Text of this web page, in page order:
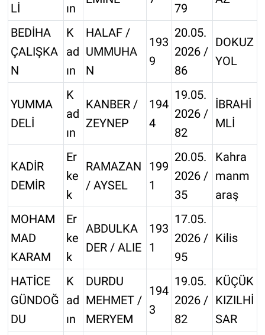
Lİ ın 79
BEDİHA
ÇALIŞKA
N
K
ad
ın
HALAF /
UMMUHA
N
193
9
20.05.
2026 /
86
DOKUZ
YOL
YUMMA
DELİ
K
ad
ın
KANBER /
ZEYNEP
194
4
19.05.
2026 /
82
İBRAHİ
MLİ
KADİR
DEMİR
Er
ke
k
RAMAZAN
/ AYSEL
199
1
20.05.
2026 /
35
Kahra
manm
araş
MOHAM
MAD
KARAM
Er
ke
k
ABDULKA
DER / ALIE
193
1
17.05.
2026 /
95
Kilis
HATİCE
GÜNDOĞ
DU
K
ad
ın
DURDU
MEHMET /
MERYEM
194
3
19.05.
2026 /
82
KÜÇÜK
KIZILHİ
SAR